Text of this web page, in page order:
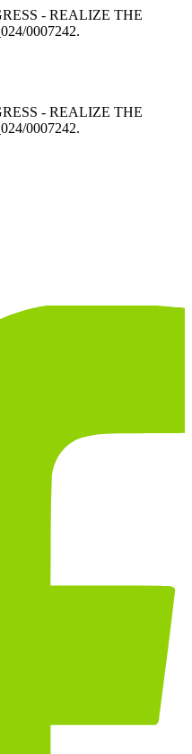
- REALIZE THE
0007242.
- REALIZE THE
0007242.